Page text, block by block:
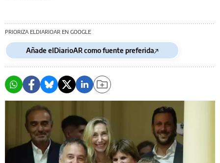
PRIORIZA ELDIARIOAR EN GOOGLE
Añade elDiarioAR como fuente preferida